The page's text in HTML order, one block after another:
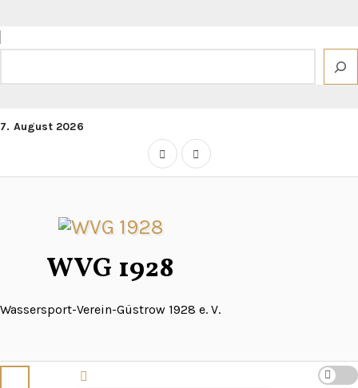
Inhalt
springen
7. August 2026
WVG 1928
Wassersport-Verein-Güstrow 1928 e. V.